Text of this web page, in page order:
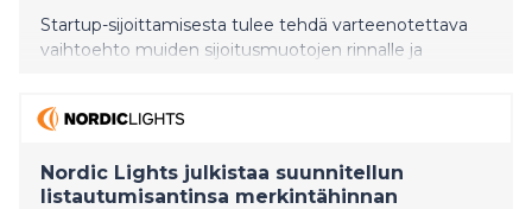
Startup-sijoittamisesta tulee tehdä varteenotettava
vaihtoehto muiden sijoitusmuotojen rinnalle ja
Vuonna 2021 yhdistyksen jäsenet sijoittivat yhteensä
vaiheen yritykseen.
Nordic Lights julkistaa suunnitellun
listautumisantinsa merkintähinnan